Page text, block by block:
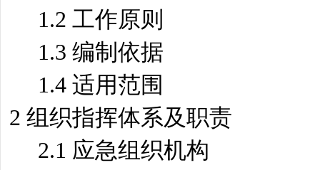
1.2 工作原则
1.3 编制依据
1.4 适用范围
2 组织指挥体系及职责
2.1 应急组织机构